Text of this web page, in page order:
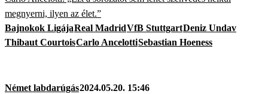
megnyerni, ilyen az élet.”
Bajnokok LigájaReal MadridVfB StuttgartDeniz Undav
Thibaut CourtoisCarlo AncelottiSebastian Hoeness
Német labdarúgás2024.05.20. 15:46